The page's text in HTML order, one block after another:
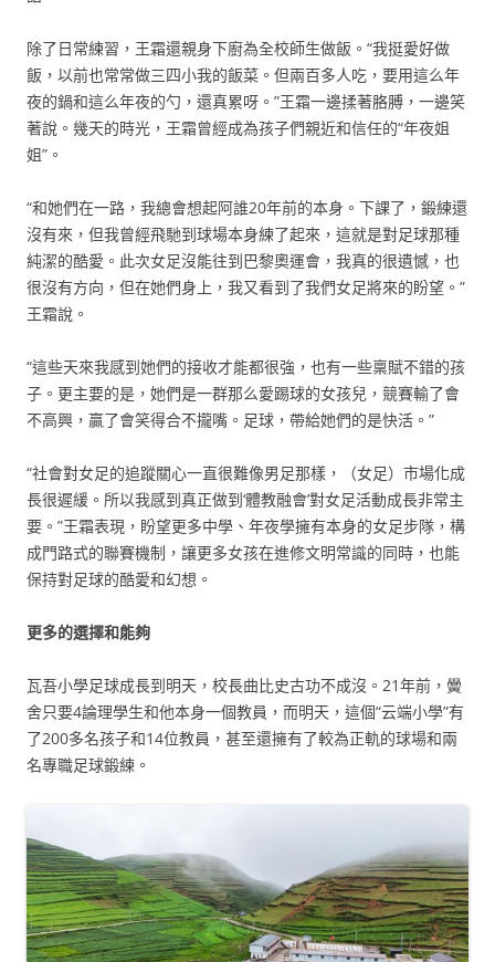
除了日常練習，王霜還親身下廚為全校師生做飯。“我挺愛好做
飯，以前也常常做三四小我的飯菜。但兩百多人吃，要用這么年
夜的鍋和這么年夜的勺，還真累呀。”王霜一邊揉著胳膊，一邊笑
著說。幾天的時光，王霜曾經成為孩子們親近和信任的“年夜姐
姐”。
“和她們在一路，我總會想起阿誰20年前的本身。下課了，鍛練還
沒有來，但我曾經飛馳到球場本身練了起來，這就是對足球那種
純潔的酷愛。此次女足沒能往到巴黎奧運會，我真的很遺憾，也
很沒有方向，但在她們身上，我又看到了我們女足將來的盼望。”
王霜說。
“這些天來我感到她們的接收才能都很強，也有一些稟賦不錯的孩
子。更主要的是，她們是一群那么愛踢球的女孩兒，競賽輸了會
不高興，贏了會笑得合不攏嘴。足球，帶給她們的是快活。”
“社會對女足的追蹤關心一直很難像男足那樣，（女足）市場化成
長很遲緩。所以我感到真正做到‘體教融會’對女足活動成長非常主
要。”王霜表現，盼望更多中學、年夜學擁有本身的女足步隊，構
成門路式的聯賽機制，讓更多女孩在進修文明常識的同時，也能
保持對足球的酷愛和幻想。
更多的選擇和能夠
瓦吾小學足球成長到明天，校長曲比史古功不成沒。21年前，黌
舍只要4論理學生和他本身一個教員，而明天，這個“云端小學”有
了200多名孩子和14位教員，甚至還擁有了較為正軌的球場和兩
名專職足球鍛練。